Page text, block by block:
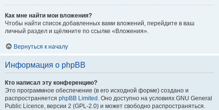
Как мне найти мои вложения?
Чтобы найти список добавленных вами вложений, перейдите в ваш
личный раздел и щёлкните по ссылке «Вложения».
Вернуться к началу
Информация о phpBB
Кто написал эту конференцию?
Это программное обеспечение (в его исходной форме) создано и
распространяется phpBB Limited . Оно доступно на условиях GNU General
Public Licence, версии 2 (GPL-2.0) и может свободно распространяться.